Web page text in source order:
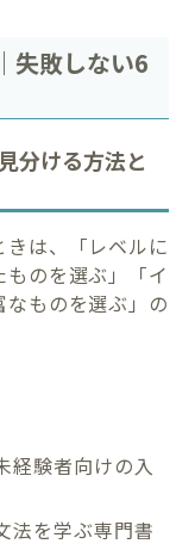
失敗しない6
分ける方法と
は、「レベルに
のを選ぶ」「イ
ものを選ぶ」の
経験者向けの入
法を学ぶ専門書